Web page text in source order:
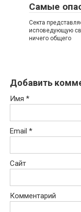
Самые
Секта
исповедующую
ничего общего
Добавить
Имя *
Email *
Сайт
Комментарий